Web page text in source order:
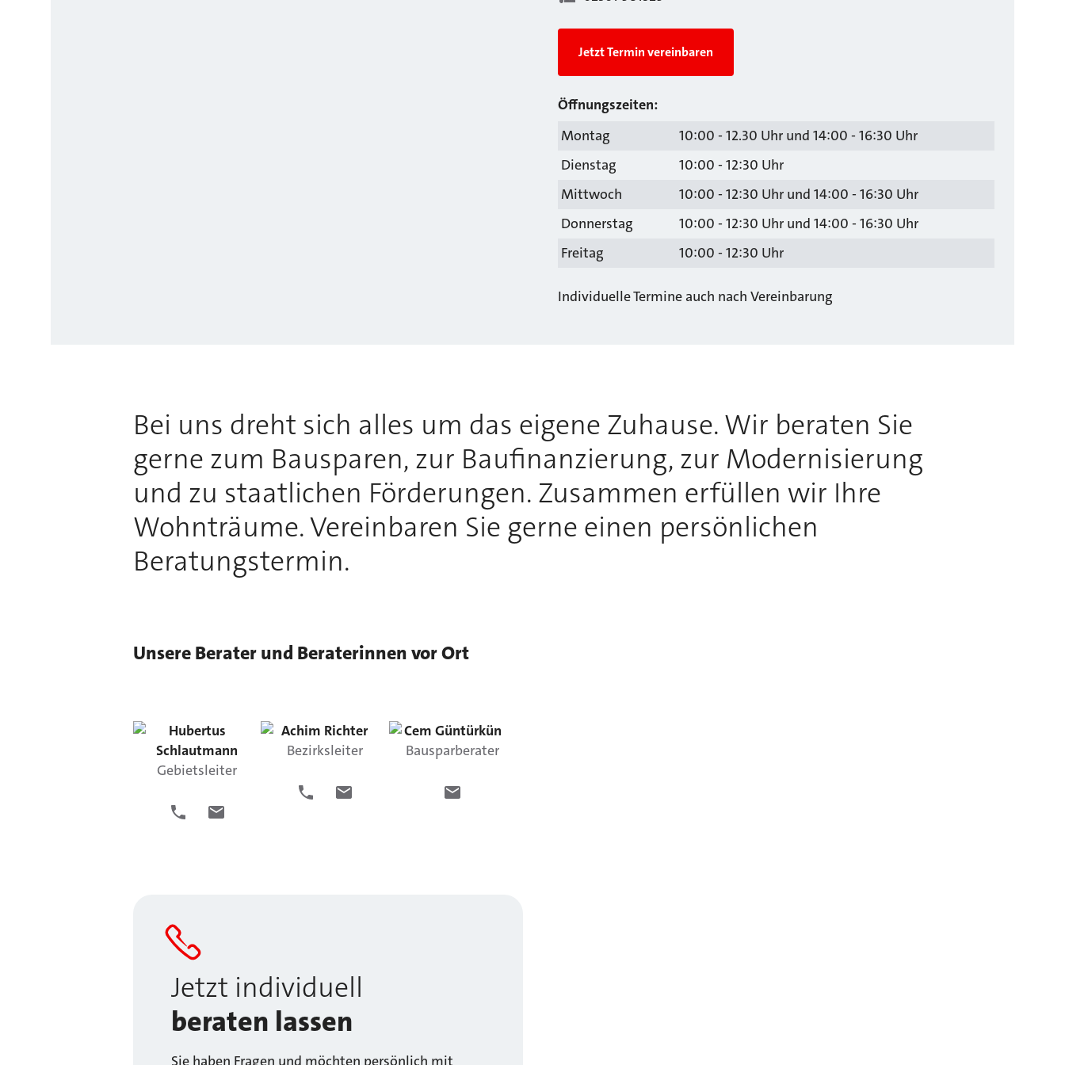
Jetzt Termin vereinbaren
Öffnungszeiten:
Montag
10:00 - 12.30 Uhr und 14:00 - 16:30 Uhr
Dienstag
10:00 - 12:30 Uhr
Mittwoch
10:00 - 12:30 Uhr und 14:00 - 16:30 Uhr
Donnerstag
10:00 - 12:30 Uhr und 14:00 - 16:30 Uhr
Freitag
10:00 - 12:30 Uhr
Individuelle Termine auch nach Vereinbarung
Bei uns dreht sich alles um das eigene Zuhause. Wir beraten Sie
gerne zum Bausparen, zur Baufinanzierung, zur Modernisierung
und zu staatlichen Förderungen. Zusammen erfüllen wir Ihre
Wohnträume. Vereinbaren Sie gerne einen persönlichen
Beratungstermin.
Unsere Berater und Beraterinnen vor Ort
Hubertus
Schlautmann
Gebietsleiter
Achim Richter
Bezirksleiter
Cem Güntürkün
Bausparberater
Jetzt individuell
beraten lassen
Sie haben Fragen und möchten persönlich mit